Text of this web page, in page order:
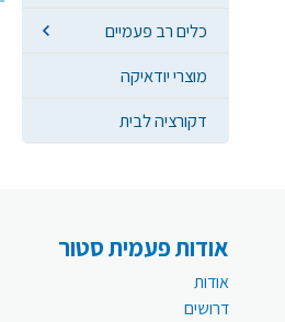
כלים רב פעמיים
מוצרי יודאיקה
דקורציה לבית
אודות פעמית סטור
אודות
דרושים